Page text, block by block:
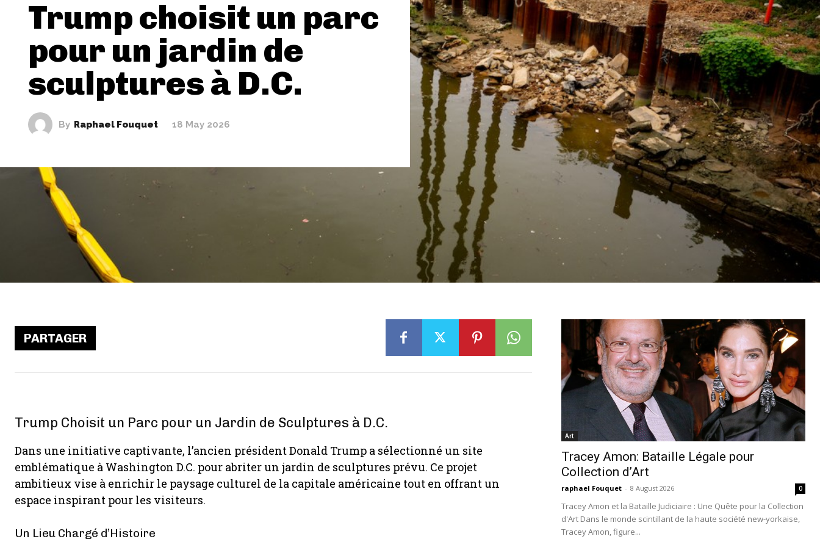
Trump choisit un parc
pour un jardin de
sculptures à D.C.
By Raphael Fouquet 18 May 2026
PARTAGER
Trump Choisit un Parc pour un Jardin de Sculptures à D.C.
Dans une initiative captivante, l’ancien président Donald Trump a sélectionné un site
emblématique à Washington D.C. pour abriter un jardin de sculptures prévu. Ce projet
ambitieux vise à enrichir le paysage culturel de la capitale américaine tout en offrant un
espace inspirant pour les visiteurs.
Un Lieu Chargé d’Histoire
Art
Tracey Amon: Bataille Légale pour
Collection d’Art
raphael Fouquet - 8 August 2026 0
Tracey Amon et la Bataille Judiciaire : Une Quête pour la Collection
d'Art Dans le monde scintillant de la haute société new-yorkaise,
Tracey Amon, figure...